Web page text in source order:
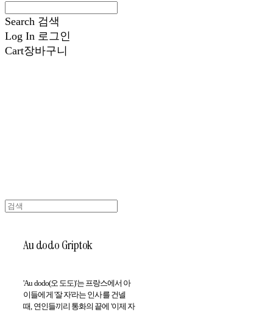
Search 검색
Log In 로그인
Cart장바구니
Au dodo Griptok
'Au dodo(오 도도)'는 프랑스에서 아
이들에게 '잘 자'라는 인사를 건넬
때, 연인들끼리 통화의 끝에 '이제 자